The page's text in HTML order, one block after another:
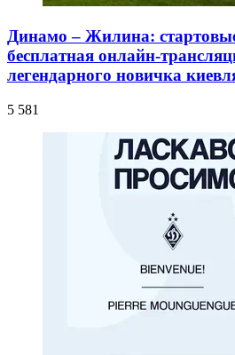
Динамо – Жилина:
бесплатная онлайн-
легендарного новичка
5 581